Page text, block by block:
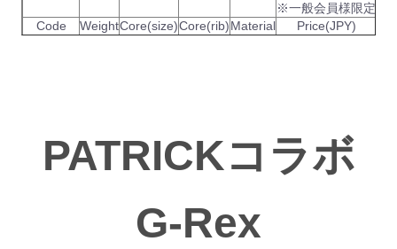
※一般会員様限定
Code
WeightCore(size)Core(rib)Material Price(JPY)
PATRICKコラボ
G-Rex